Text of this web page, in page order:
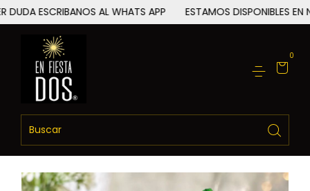
ESCRIBANOS AL WHATS APP ESTAMOS DISPONIBLES EN
0